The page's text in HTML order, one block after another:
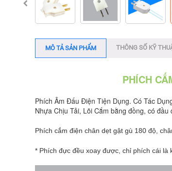
MÔ TẢ SẢN PHẨM THÔNG SỐ KỸ
PHÍCH
Phích Âm Đấu Điện Tiện Dụng. Có Tác
Nhựa Chịu Tải, Lõi Cắm bằng đồng, có
Phích cắm điện chân dẹt gật gù 180 độ,
* Phích đực đều xoay được, chỉ phích cái là